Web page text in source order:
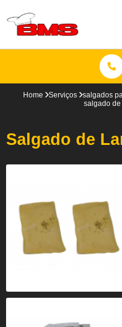
Home Serviços salgados
salgado
Salgado de